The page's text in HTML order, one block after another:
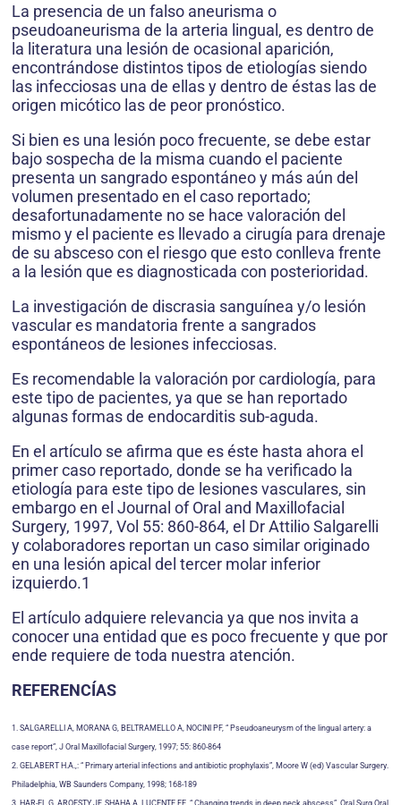
La presencia de un falso aneurisma o
pseudoaneurisma de la arteria lingual, es dentro de
la literatura una lesión de ocasional aparición,
encontrándose distintos tipos de etiologías siendo
las infecciosas una de ellas y dentro de éstas las de
origen micótico las de peor pronóstico.
Si bien es una lesión poco frecuente, se debe estar
bajo sospecha de la misma cuando el paciente
presenta un sangrado espontáneo y más aún del
volumen presentado en el caso reportado;
desafortunadamente no se hace valoración del
mismo y el paciente es llevado a cirugía para drenaje
de su absceso con el riesgo que esto conlleva frente
a la lesión que es diagnosticada con posterioridad.
La investigación de discrasia sanguínea y/o lesión
vascular es mandatoria frente a sangrados
espontáneos de lesiones infecciosas.
Es recomendable la valoración por cardiología, para
este tipo de pacientes, ya que se han reportado
algunas formas de endocarditis sub-aguda.
En el artículo se afirma que es éste hasta ahora el
primer caso reportado, donde se ha verificado la
etiología para este tipo de lesiones vasculares, sin
embargo en el Journal of Oral and Maxillofacial
Surgery, 1997, Vol 55: 860-864, el Dr Attilio Salgarelli
y colaboradores reportan un caso similar originado
en una lesión apical del tercer molar inferior
izquierdo.1
El artículo adquiere relevancia ya que nos invita a
conocer una entidad que es poco frecuente y que por
ende requiere de toda nuestra atención.
REFERENCÍAS
1. SALGARELLI A, MORANA G, BELTRAMELLO A, NOCINI PF, “ Pseudoaneurysm of the lingual artery: a
case report”, J Oral Maxillofacial Surgery, 1997; 55: 860-864
2. GELABERT H.A.,: “ Primary arterial infections and antibiotic prophylaxis”, Moore W (ed) Vascular Surgery.
Philadelphia, WB Saunders Company, 1998; 168-189
3. HAR-EL G, AROESTY JF, SHAHA A, LUCENTE FE, “ Changing trends in deep neck abscess”, Oral Surg Oral